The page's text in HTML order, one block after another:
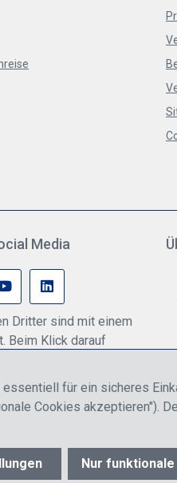
Media
Dritter sind mit einem
Beim Klick darauf
werden. Weitere
gibt es in unserer
für Endkunden oder Händler
© 2026 R.
für ein sicheres
Cookies akzeptieren").
Nur